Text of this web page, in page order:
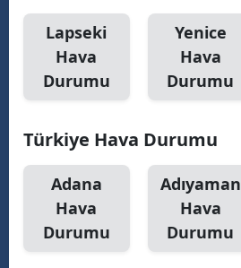
Lapseki
Hava
Durumu
Yenice
Hava
Durumu
Türkiye Hava Durumu
Adana
Hava
Durumu
Adıyaman
Hava
Durumu